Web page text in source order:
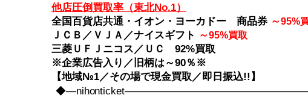
他店圧倒買取率（東北No.1）
全国百貨店共通・イオン・ヨーカドー 商品券 ～95%
ＪＣＢ／ＶＪＡ／ナイスギフト ～95%買取
三菱ＵＦＪニコス／ＵＣ 92%買取
※企業広告入り／旧柄は～90％※
【地域№1／その場で現金買取／即日振込!!】